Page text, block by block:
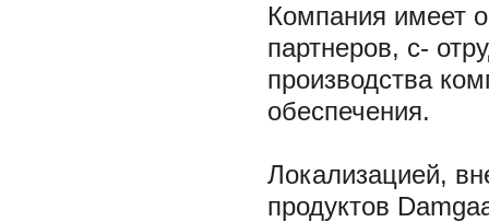
Компания имеет
партнеров, с-
производства
обеспечения.
Локализацией,
продуктов